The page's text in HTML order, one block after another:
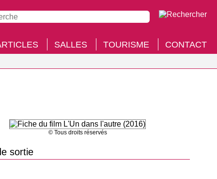
SALLES TOURISME CONTACT
© Tous droits réservés
sortie